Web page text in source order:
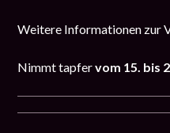
Weitere Informationen zur
Nimmt tapfervom 15. bis